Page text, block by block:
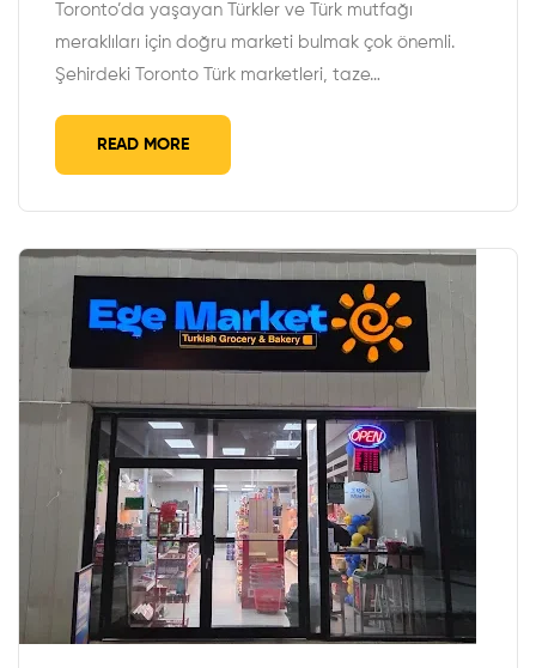
Toronto’da yaşayan Türkler ve Türk mutfağı
meraklıları için doğru marketi bulmak çok önemli.
Şehirdeki Toronto Türk marketleri, taze…
READ MORE